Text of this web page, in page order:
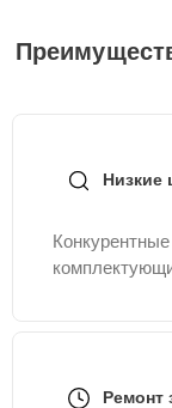
Низкие
Ремонт